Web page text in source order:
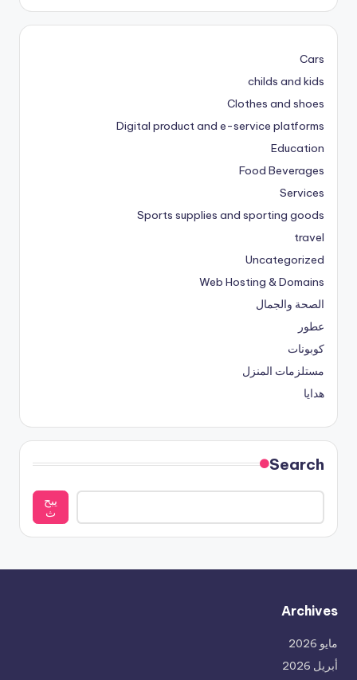
Cars
childs and kids
Clothes and shoes
Digital product and e-service platforms
Education
Food Beverages
Services
Sports supplies and sporting goods
travel
Uncategorized
Web Hosting & Domains
الصحة والجمال
عطور
كوبونات
مستلزمات المنزل
هدايا
Search
يبح
ث
Archives
مايو 2026
أبريل 2026